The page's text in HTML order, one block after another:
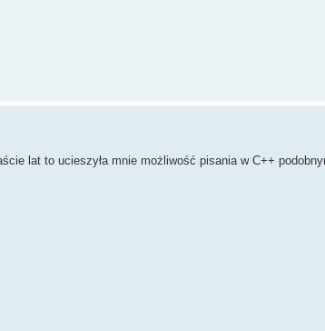
lat to ucieszyła mnie możliwość pisania w C++